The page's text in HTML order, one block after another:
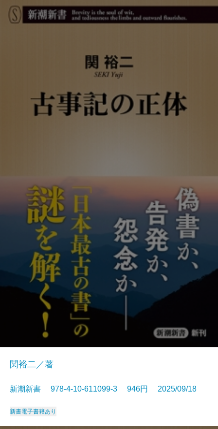
関裕二／著
新潮新書 978-4-10-611099-3 946円 2025/09/18
新書電子書籍あり